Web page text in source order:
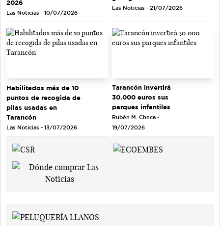
2026
Las Noticias - 10/07/2026
Las Noticias - 21/07/2026
Habilitados más de 10
puntos de recogida de
pilas usadas en
Tarancón
Las Noticias - 13/07/2026
Tarancón invertirá
30.000 euros sus
parques infantiles
Rubén M. Checa -
19/07/2026